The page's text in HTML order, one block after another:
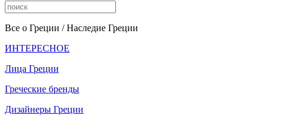
Все о Греции / Наследие Греции
ИНТЕРЕСНОЕ
Лица Греции
Греческие бренды
Дизайнеры Греции